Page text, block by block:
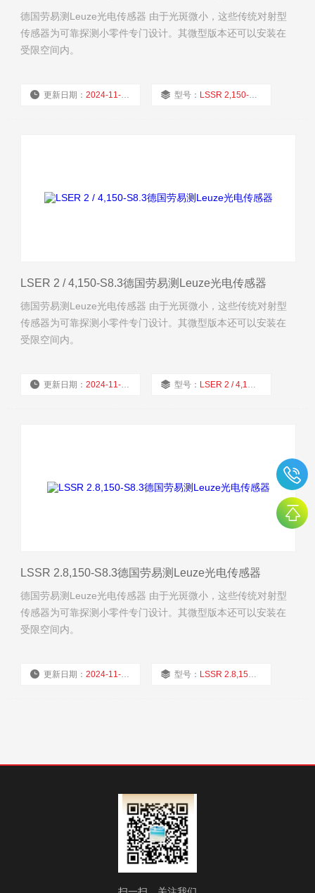
德国劳易测Leuze光电传感器 由于光斑微小，这些传统对射型
传感器为可靠探测小零件专门设计。其微型版本还可以安装在
受限空间内。
更新日期：2024-11-22 型号： LSSR 2,150-S12
LSER 2 / 4,150-S8.3德国劳易测Leuze光电传感器
德国劳易测Leuze光电传感器 由于光斑微小，这些传统对射型
传感器为可靠探测小零件专门设计。其微型版本还可以安装在
受限空间内。
更新日期：2024-11-22 型号： LSER 2 / 4,150-S8.3
LSSR 2.8,150-S8.3德国劳易测Leuze光电传感器
德国劳易测Leuze光电传感器 由于光斑微小，这些传统对射型
传感器为可靠探测小零件专门设计。其微型版本还可以安装在
受限空间内。
更新日期：2024-11-22 型号： LSSR 2.8,150-S8.3